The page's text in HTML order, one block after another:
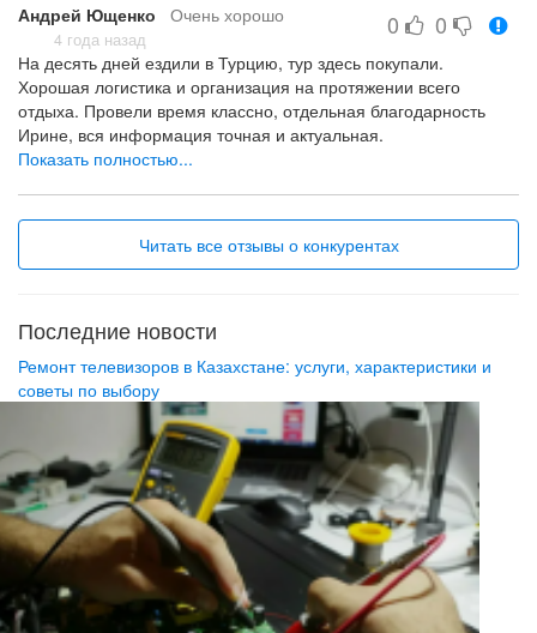
Андрей Ющенко Очень хорошо
4 года назад 0 0
На десять дней ездили в Турцию, тур здесь покупали.
Хорошая логистика и организация на протяжении всего
отдыха. Провели время классно, отдельная благодарность
Ирине, вся информация точная и актуальная.
Хорошая организация и логистика
Такого за всё время не заметили
Показать полностью...
Читать все отзывы о конкурентах
Последние новости
Ремонт телевизоров в Казахстане: услуги, характеристики и
советы по выбору